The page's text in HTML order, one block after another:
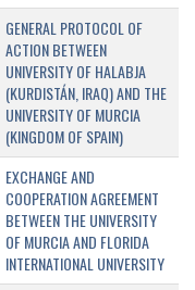
GENERAL PROTOCOL OF
ACTION BETWEEN
UNIVERSITY OF HALABJA
(KURDISTÁN, IRAQ) AND THE
UNIVERSITY OF MURCIA
(KINGDOM OF SPAIN)
EXCHANGE AND
COOPERATION AGREEMENT
BETWEEN THE UNIVERSITY
OF MURCIA AND FLORIDA
INTERNATIONAL UNIVERSITY